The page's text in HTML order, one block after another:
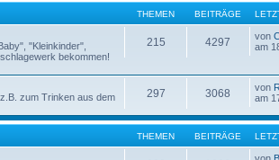
THEMEN BEITRÄGE
"Kleinkinder",
bekommen!
215 4297 von
am
zum Trinken aus dem
297 3068 von
am
THEMEN BEITRÄGE